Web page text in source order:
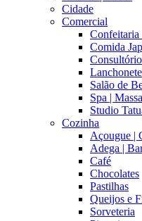
Cidade
Comercial
Confeitaria
Comida
Salão de
Spa |
Studio
Cozinha
Açougue |
Adega |
Café
Chocolates
Pastilhas
Queijos e
Sorveteria